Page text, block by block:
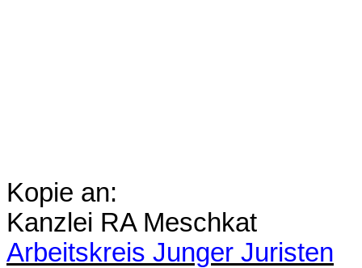
Kopie an:
Kanzlei RA Meschkat
Arbeitskreis Junger Juristen